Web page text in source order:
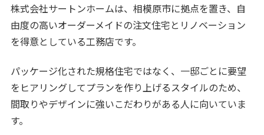
株式会社サートンホームは、相模原市に拠点を置き、自
由度の高いオーダーメイドの注文住宅とリノベーション
を得意としている工務店です。
パッケージ化された規格住宅ではなく、一邸ごとに要望
をヒアリングしてプランを作り上げるスタイルのため、
間取りやデザインに強いこだわりがある人に向いていま
す。